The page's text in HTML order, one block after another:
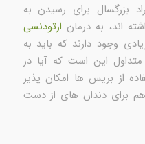
بزرگسال برای رسیدن به
اند، به درمان ارتودنسی
وجود دارند که باید به
این است که آیا در
از بریس ها امکان پذیر
برای دندان های از دست